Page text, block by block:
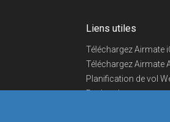
Liens utiles
Téléchargez Airmate
Téléchargez Airmate
Planification de vol
Recherche